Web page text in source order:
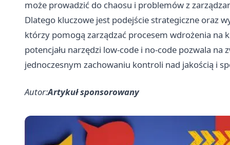
może prowadzić do chaosu i problemów z
Dlatego kluczowe jest podejście strategiczne oraz
którzy pomogą zarządzać procesem wdrożenia na
potencjału narzędzi low-code i no-code pozwala
jednoczesnym zachowaniu kontroli nad jakością i
Autor:Artykuł sponsorowany